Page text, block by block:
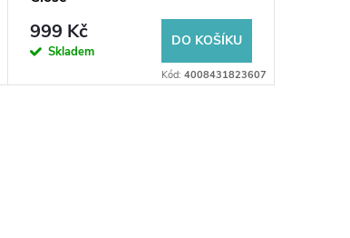
999 Kč
Skladem
DO KOŠÍKU
Kód: 4008431823607